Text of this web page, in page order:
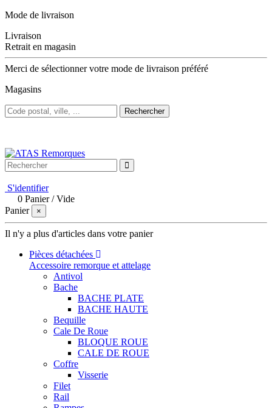
Mode de livraison
Livraison
Retrait en magasin
Merci de sélectionner votre mode de livraison préféré
Magasins
Rechercher
S'identifier
0 Panier /Vide
Panier
×
Il n'y a plus d'articles dans votre panier
Pièces détachées
Accessoire remorque et attelage
Antivol
Bache
BACHE PLATE
BACHE HAUTE
Bequille
Cale De Roue
BLOQUE ROUE
CALE DE ROUE
Coffre
Visserie
Filet
Rail